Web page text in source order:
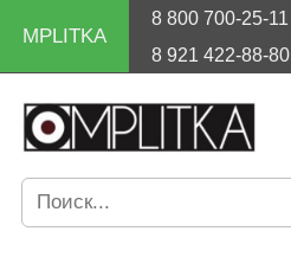
MPLITKA
8 800 700-25-11
8 921 422-88-80